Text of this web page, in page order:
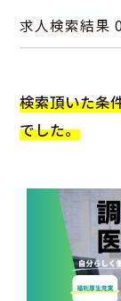
求人検索結果
検索頂いた条
でした。